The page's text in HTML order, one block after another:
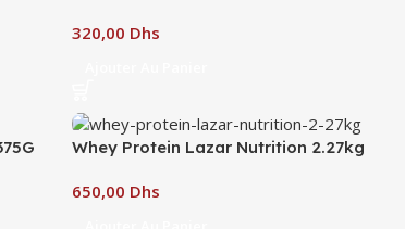
Dhs
Whey Protein Lazar Nutrition 2.27kg
Dhs